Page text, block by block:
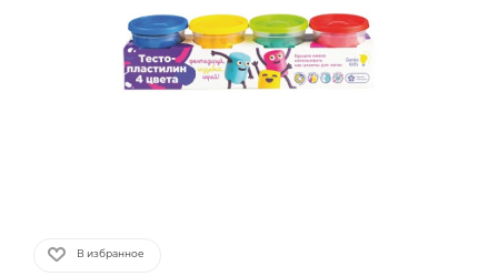
В избранное